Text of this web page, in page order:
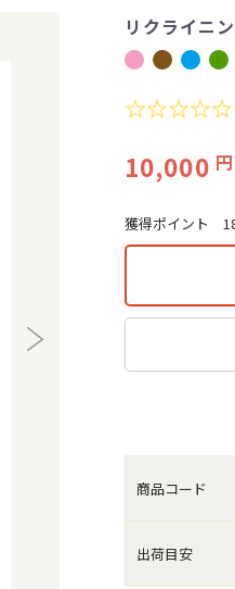
リクライニ
10,000
獲得ポイント
商品コード
出荷目安